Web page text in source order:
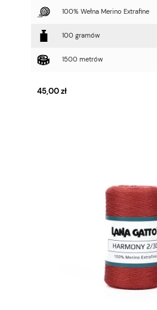
100% Wełna Merino Extrafine
100 gramów
1500 metrów
45,00 zł